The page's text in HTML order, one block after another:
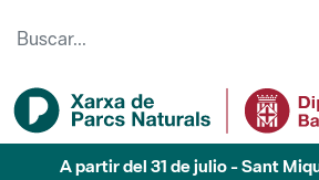
A partir del 31 de julio - Sant